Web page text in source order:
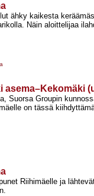
ähky kaikesta
Näin aloittelijaa
asema–Kekomäki
Suorsa Groupin
on tässä
Riihimäelle ja